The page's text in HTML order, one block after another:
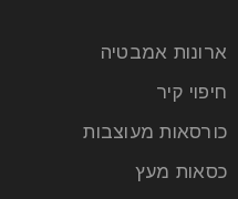
ארונות אמבטיה
חיפוי קיר
כורסאות מעוצבות
כסאות מעץ